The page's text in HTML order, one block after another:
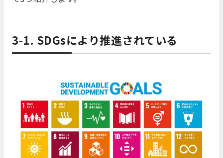
3-1. SDGsにより推進されている